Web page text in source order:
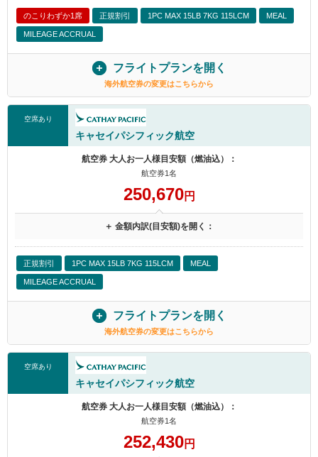
のこりわずか1席 正規割引 1PC MAX 15LB 7KG 115LCM MEAL
MILEAGE ACCRUAL
フライトプランを開く
海外航空券の変更はこちらから
空席あり
キャセイパシフィック航空
航空券 大人お一人様目安額（燃油込）：
航空券1名
250,670円
＋ 金額内訳(目安額)を開く：
正規割引 1PC MAX 15LB 7KG 115LCM MEAL
MILEAGE ACCRUAL
フライトプランを開く
海外航空券の変更はこちらから
空席あり
キャセイパシフィック航空
航空券 大人お一人様目安額（燃油込）：
航空券1名
252,430円